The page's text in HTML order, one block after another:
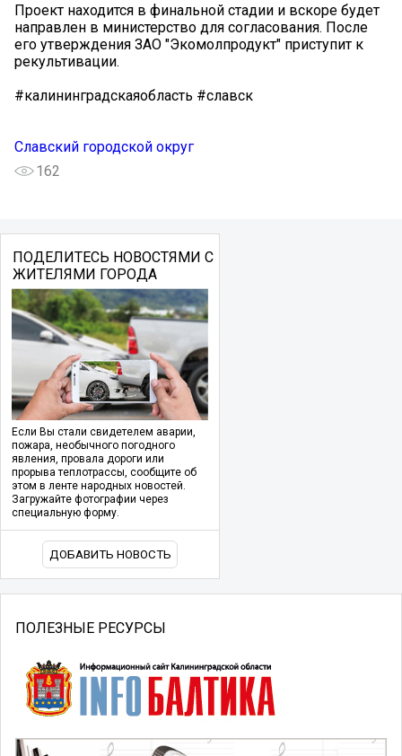
Проект находится в финальной стадии и вскоре будет
направлен в министерство для согласования. После
его утверждения ЗАО "Экомолпродукт" приступит к
рекультивации.
#калининградскаяобласть #славск
Славский городской округ
162
ПОДЕЛИТЕСЬ НОВОСТЯМИ С
ЖИТЕЛЯМИ ГОРОДА
Если Вы стали свидетелем аварии,
пожара, необычного погодного
явления, провала дороги или
прорыва теплотрассы, сообщите об
этом в ленте народных новостей.
Загружайте фотографии через
специальную форму.
ДОБАВИТЬ НОВОСТЬ
ПОЛЕЗНЫЕ РЕСУРСЫ